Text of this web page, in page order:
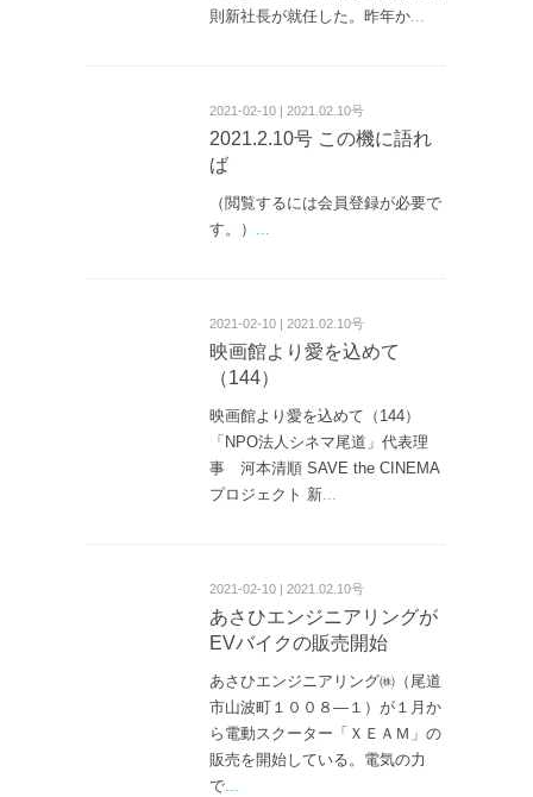
則新社長が就任した。昨年か
2021-02-10 | 2021.02.10号
2021.2.10号 この機に語れ
ば
（閲覧するには会員登録が必要で
す。）
2021-02-10 | 2021.02.10号
映画館より愛を込めて
（144）
映画館より愛を込めて（144）
「NPO法人シネマ尾道」代表理
事 河本清順 SAVE the CINEMA
プロジェクト 新
2021-02-10 | 2021.02.10号
あさひエンジニアリングが
EVバイクの販売開始
あさひエンジニアリング㈱（尾道
市山波町１００８—１）が１月か
ら電動スクーター「ＸＥＡＭ」の
販売を開始している。電気の力
で